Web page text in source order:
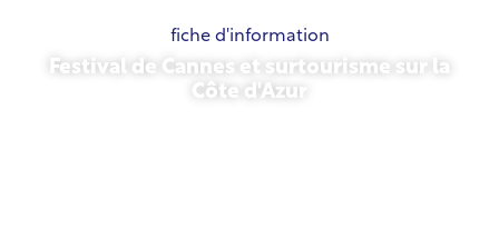
fiche d'information
Festival de Cannes et surtourisme sur la
Côte d'Azur